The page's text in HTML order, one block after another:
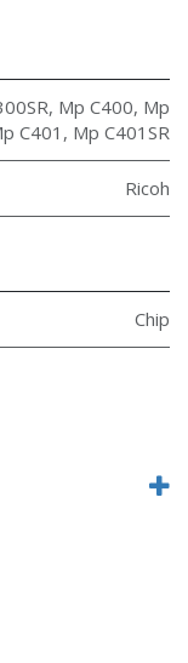
, Mp C400, Mp
C401 , Mp C401SR
Ricoh
Chip